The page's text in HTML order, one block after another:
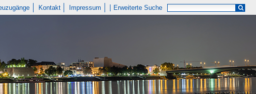
Kontakt Impressum Erweiterte Suche